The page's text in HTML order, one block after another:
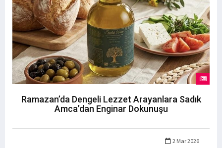
Ramazan’da Dengeli Lezzet Arayanlara Sadık
Amca’dan Enginar Dokunuşu
2 Mar 2026